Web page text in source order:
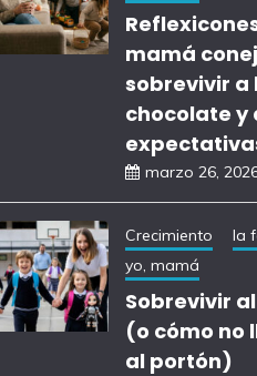
mamá
sobrevivir a
chocolate y
marzo 26,
Crecimiento
la
yo, mamá
Sobrevivir
(o cómo no
al portón)